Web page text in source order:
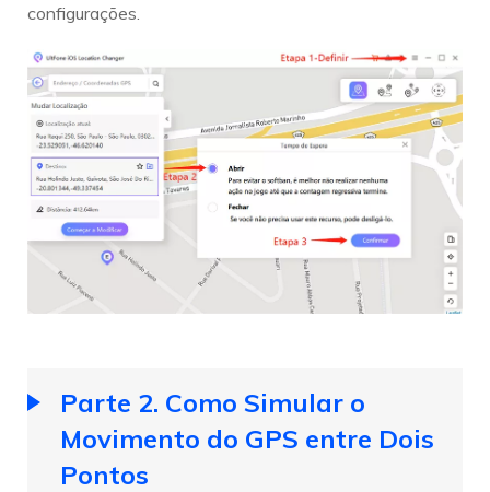
configurações.
Parte 2. Como Simular o
Movimento do GPS entre Dois
Pontos